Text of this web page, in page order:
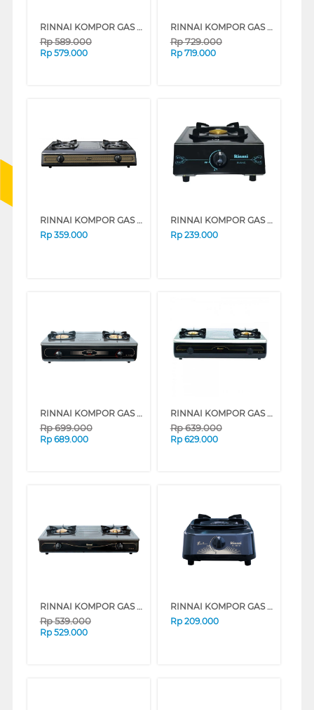
RINNAI KOMPOR GAS RI602BGX
Rp589.000
Rp 579.000
RINNAI KOMPOR GAS RI712TG
Rp729.000
Rp 719.000
RINNAI KOMPOR GAS RI522S
Rp 359.000
RINNAI KOMPOR GAS RI-511C
Rp 239.000
RINNAI KOMPOR GAS RI712BGX
Rp699.000
Rp 689.000
RINNAI KOMPOR GAS RI712ATJ
Rp639.000
Rp 629.000
RINNAI KOMPOR GAS RI602AG
Rp539.000
Rp 529.000
RINNAI KOMPOR GAS RI301S
Rp 209.000